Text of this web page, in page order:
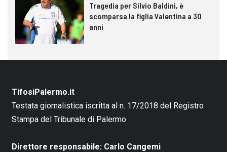
Tragedia per Silvio Baldini, è
scomparsa la figlia Valentina a 30
anni
TifosiPalermo.it
Testata giornalistica iscritta al n. 17/2018 del Registro
Stampa del Tribunale di Palermo
Direttore responsabile: Carlo Cangemi